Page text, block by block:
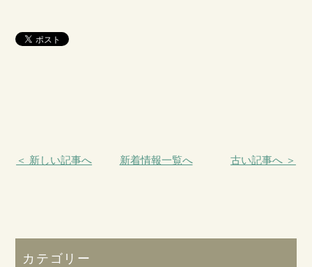
＜ 新しい記事へ 新着情報一覧へ 古い記事へ ＞
カテゴリー